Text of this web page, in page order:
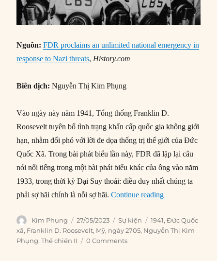
Nguồn:FDR proclaims an unlimited national emergency in
response to Nazi threats, History.com
Biên dịch:Nguyễn Thị Kim Phụng
Vào ngày này năm 1941, Tổng thống Franklin D.
Roosevelt tuyên bố tình trạng khẩn cấp quốc gia không giới
hạn, nhằm đối phó với lời đe dọa thống trị thế giới của Đức
Quốc Xã. Trong bài phát biểu lần này, FDR đã lặp lại câu
nói nổi tiếng trong một bài phát biểu khác của ông vào năm
1933, trong thời kỳ Đại Suy thoái: điều duy nhất chúng ta
phải sợ hãi chính là nỗi sợ hãi.Continue reading“27/05/1941:
Author
Kim Phụng
Posted
on
27/05/2023 Categories
Sự kiện Tags
1941,Đức Quốc
xã, Franklin D. Roosevelt, Mỹ, ngày 2705, Nguyễn Thị Kim
Phụng,Thế chiến II 0 Comments